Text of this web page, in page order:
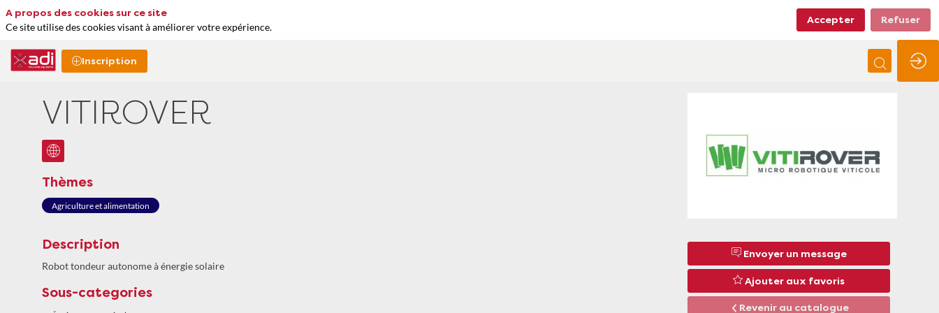
Inscription
VITIROVER
Thèmes
Agriculture et alimentation
Envoyer un message
Ajouter aux favoris
Revenir au catalogue
Description
Robot tondeur autonome à énergie solaire
Sous-categories
A propos des cookies sur ce site
Ce site utilise des cookies visant à améliorer votre expérience.
Accepter Refuser